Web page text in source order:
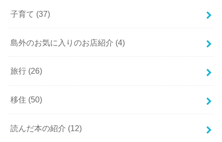
子育て (37)
島外のお気に入りのお店紹介 (4)
旅行 (26)
移住 (50)
読んだ本の紹介 (12)